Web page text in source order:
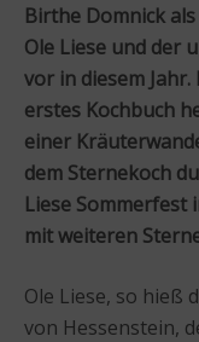
Birthe Domnick
Ole Liese und der
vor in diesem
erstes Kochbuch
einer
dem Sternekoch
Liese Sommerfest
mit weiteren
Ole Liese, so hieß
von Hessenstein,